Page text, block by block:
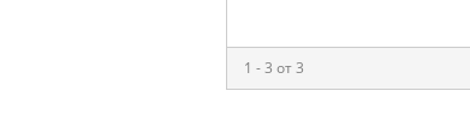
1 - 3 от 3